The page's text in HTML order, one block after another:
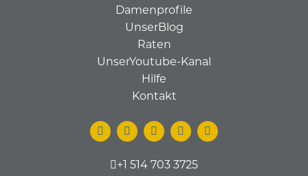
Damenprofile
UnserBlog
Raten
UnserYoutube-Kanal
Hilfe
Kontakt
+1 514 703 3725